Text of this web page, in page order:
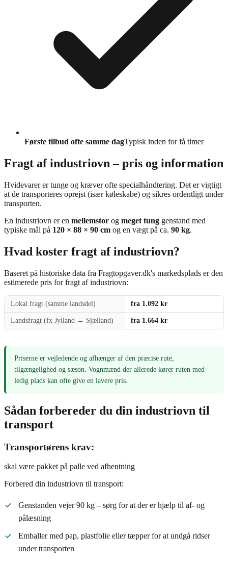
Første tilbud ofte samme dagTypisk inden for få timer
Fragt af industriovn – pris og information
Hvidevarer er tunge og kræver ofte specialhåndtering. Det er vigtigt
at de transporteres oprejst (især køleskabe) og sikres ordentligt under
transporten.
En industriovn er en mellemstor og meget tung genstand med
typiske mål på 120 × 88 × 90 cm og en vægt på ca. 90 kg.
Hvad koster fragt af industriovn?
Baseret på historiske data fra Fragtopgaver.dk's markedsplads er den
estimerede pris for fragt af industriovn:
Lokal fragt (samme landsdel) fra 1.092 kr
Landsfragt (fx Jylland → Sjælland) fra 1.664 kr
Priserne er vejledende og afhænger af den præcise rute,
tilgængelighed og sæson. Vognmænd der allerede kører ruten med
ledig plads kan ofte give en lavere pris.
Sådan forbereder du din industriovn til
transport
Transportørens krav:
skal være pakket på palle ved afhentning
Forbered din industriovn til transport:
Genstanden vejer 90 kg – sørg for at der er hjælp til af- og
pålæsning
Emballer med pap, plastfolie eller tæpper for at undgå ridser
under transporten